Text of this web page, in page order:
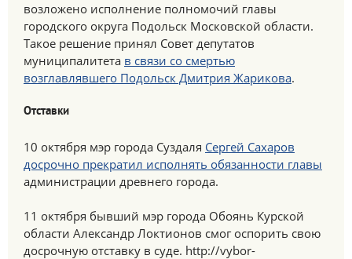
возложено исполнение полномочий главы
городского округа Подольск Московской области.
Такое решение принял Совет депутатов
муниципалитета в связи со смертью
возглавлявшего Подольск Дмитрия Жарикова.
Отставки
10 октября мэр города Суздаля Сергей Сахаров
досрочно прекратил исполнять обязанности главы
администрации древнего города.
11 октября бывший мэр города Обоянь Курской
области Александр Локтионов смог оспорить свою
досрочную отставку в суде. http://vybor-